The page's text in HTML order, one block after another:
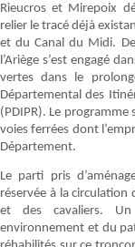
Rieucros et Mirepoix
relier le tracé déjà
et du Canal du Midi.
l’Ariège s’est engagé
vertes dans le
Départemental des
(PDIPR). Le programme
voies ferrées dont
Département.
Le parti pris
réservée à la
et des cavaliers. Un
environnement et du